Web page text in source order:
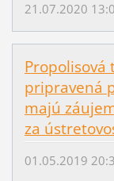
21.07.2020
pripravená
majú
za
01.05.2019